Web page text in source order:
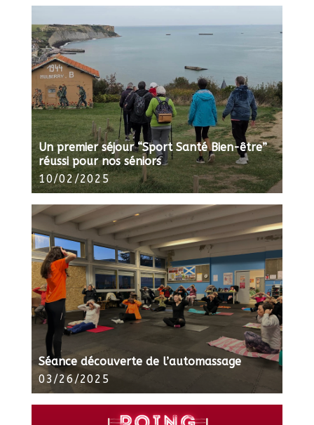
Un premier séjour “Sport Santé Bien-être”
réussi pour nos séniors
10/02/2025
Séance découverte de l’automassage
03/26/2025